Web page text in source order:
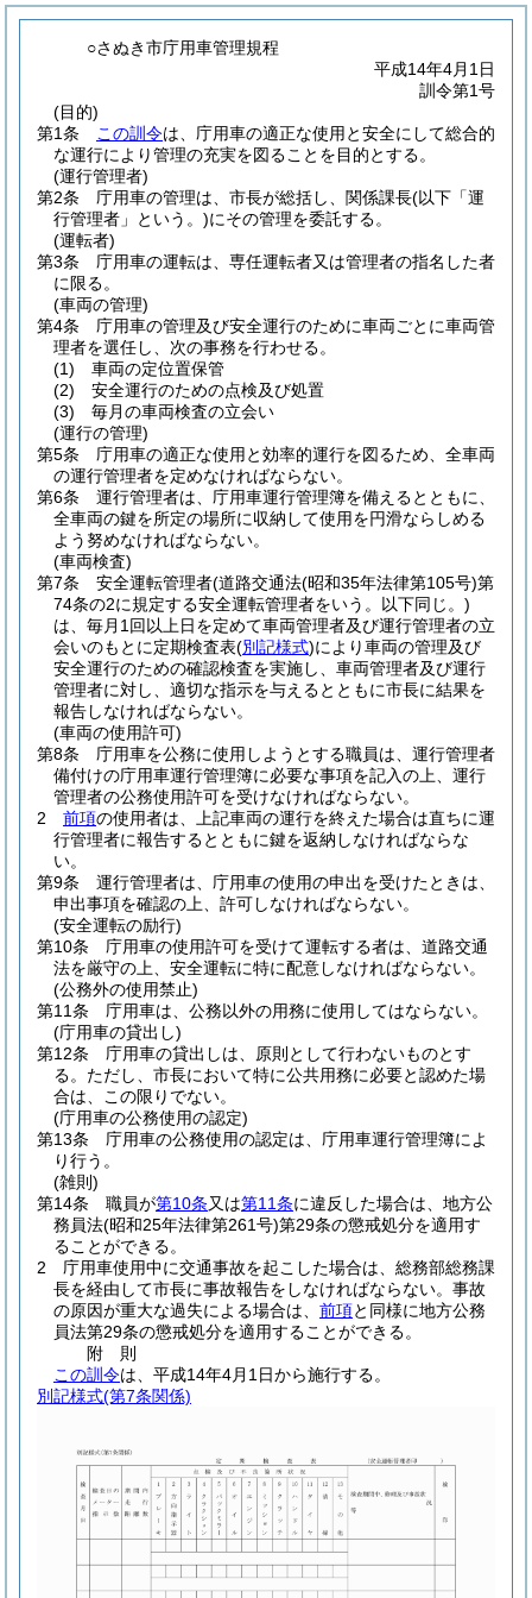
○さぬき市庁用車管理規程
平成14年4月1日
訓令第1号
(目的)
第1条
この訓令は、庁用車の適正な使用と安全にして総合的
な運行により管理の充実を図ることを目的とする。
(運行管理者)
第2条
庁用車の管理は、市長が総括し、関係課長(以下「運
行管理者」という。)にその管理を委託する。
(運転者)
第3条
庁用車の運転は、専任運転者又は管理者の指名した者
に限る。
(車両の管理)
第4条
庁用車の管理及び安全運行のために車両ごとに車両管
理者を選任し、次の事務を行わせる。
(1)
車両の定位置保管
(2)
安全運行のための点検及び処置
(3)
毎月の車両検査の立会い
(運行の管理)
第5条
庁用車の適正な使用と効率的運行を図るため、全車両
の運行管理者を定めなければならない。
第6条
運行管理者は、庁用車運行管理簿を備えるとともに、
全車両の鍵を所定の場所に収納して使用を円滑ならしめる
よう努めなければならない。
(車両検査)
第7条
安全運転管理者(道路交通法(昭和35年法律第105号)第
74条の2に規定する安全運転管理者をいう。以下同じ。)
は、毎月1回以上日を定めて車両管理者及び運行管理者の立
会いのもとに定期検査表(別記様式)により車両の管理及び
安全運行のための確認検査を実施し、車両管理者及び運行
管理者に対し、適切な指示を与えるとともに市長に結果を
報告しなければならない。
(車両の使用許可)
第8条
庁用車を公務に使用しようとする職員は、運行管理者
備付けの庁用車運行管理簿に必要な事項を記入の上、運行
管理者の公務使用許可を受けなければならない。
2
前項の使用者は、上記車両の運行を終えた場合は直ちに運
行管理者に報告するとともに鍵を返納しなければならな
い。
第9条
運行管理者は、庁用車の使用の申出を受けたときは、
申出事項を確認の上、許可しなければならない。
(安全運転の励行)
第10条
庁用車の使用許可を受けて運転する者は、道路交通
法を厳守の上、安全運転に特に配意しなければならない。
(公務外の使用禁止)
第11条
庁用車は、公務以外の用務に使用してはならない。
(庁用車の貸出し)
第12条
庁用車の貸出しは、原則として行わないものとす
る。 ただし、市長において特に公共用務に必要と認めた場
合は、この限りでない。
(庁用車の公務使用の認定)
第13条
庁用車の公務使用の認定は、庁用車運行管理簿によ
り行う。
(雑則)
第14条
職員が第10条又は第11条に違反した場合は、地方公
務員法(昭和25年法律第261号)第29条の懲戒処分を適用す
ることができる。
2
庁用車使用中に交通事故を起こした場合は、総務部総務課
長を経由して市長に事故報告をしなければならない。 事故
の原因が重大な過失による場合は、 前項と同様に地方公務
員法第29条の懲戒処分を適用することができる。
附 則
この訓令は、平成14年4月1日から施行する。
別記様式(第7条関係)